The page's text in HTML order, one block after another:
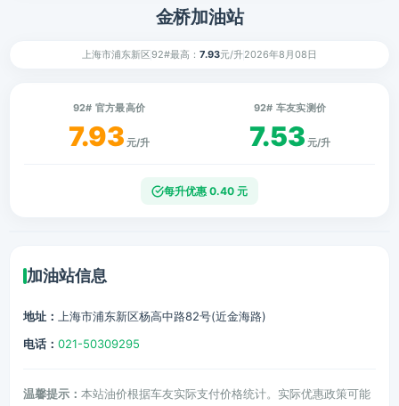
金桥加油站
上海市浦东新区92#最高： 7.93元/升2026年8月08日
92# 官方最高价
7.93 元/升
92# 车友实测价
7.53 元/升
每升优惠 0.40 元
加油站信息
地址：
上海市浦东新区杨高中路82号(近金海路)
电话： 021-50309295
温馨提示： 本站油价根据车友实际支付价格统计。实际优惠政策可能